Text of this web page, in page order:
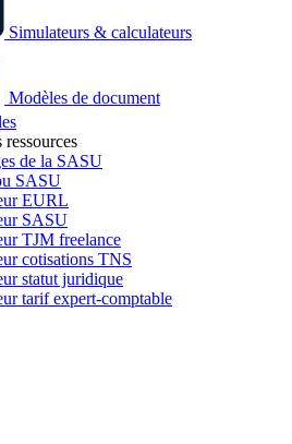
Simulateurs & calculateurs
Modèles de document
de la SASU
SASU
EURL
SASU
TJM freelance
cotisations TNS
statut juridique
tarif expert-comptable